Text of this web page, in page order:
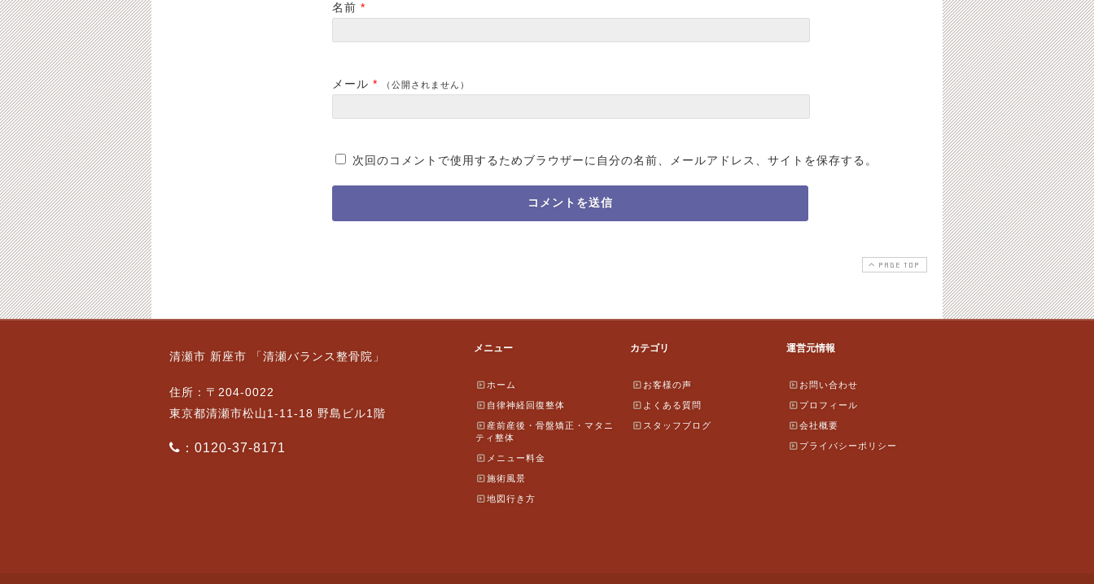
名前 *
メール * （公開されません）
次回のコメントで使用するためブラウザーに自分の名前、メールアドレス、サイトを保存する。
PAGE TOP
清瀬市 新座市 「清瀬バランス整骨院」
住所：〒204-0022
東京都清瀬市松山1-11-18 野島ビル1階
：0120-37-8171
メニュー
ホーム
自律神経回復整体
産前産後・骨盤矯正・マタニ
ティ整体
メニュー料金
施術風景
地図行き方
カテゴリ
お客様の声
よくある質問
スタッフブログ
運営元情報
お問い合わせ
プロフィール
会社概要
プライバシーポリシー